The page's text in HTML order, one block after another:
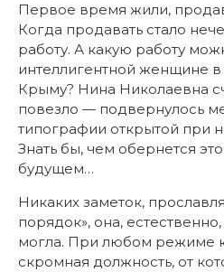
Первое время жили,
Когда продавать стало
работу. А какую работу
интеллигентной женщине
Крыму? Нина Николаевна
повезло — подвернулось
типографии открытой при
Знать бы, чем обернется
будущем…
Никаких заметок,
порядок», она,
могла. При любом режиме
скромная должность, от